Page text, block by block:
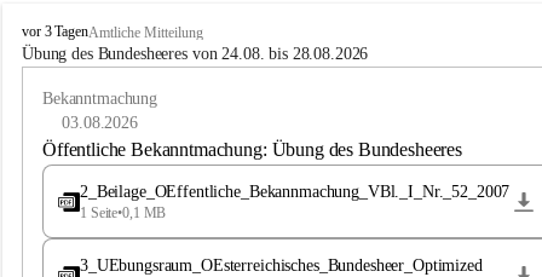
B
u
vor 3 TagenAmtliche Mitteilung
Übung des Bundesheeres von 24.08. bis 28.08.2026
Bekanntmachung
03.08.2026
Öffentliche Bekanntmachung: Übung des Bundesheeres
2_Beilage_OEffentliche_Bekannmachung_VBl._I_Nr._52_2007
1 Seite•0,1 MB
3_UEbungsraum_OEsterreichisches_Bundesheer_Optimized